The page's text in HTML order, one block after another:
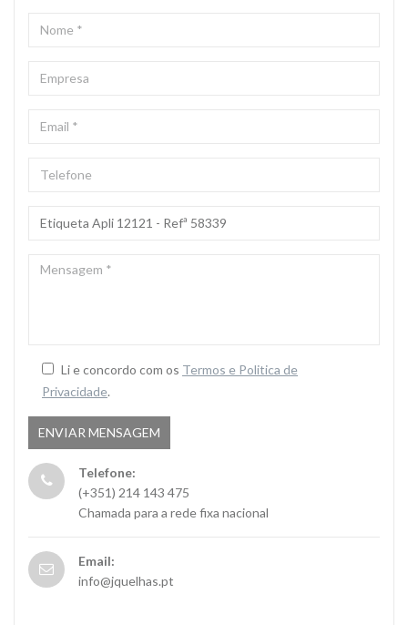
Li e concordo com os Termos e Politica de
Privacidade.
Telefone:
(+351) 214 143 475
Chamada para a rede fixa nacional
Email:
info@jquelhas.pt